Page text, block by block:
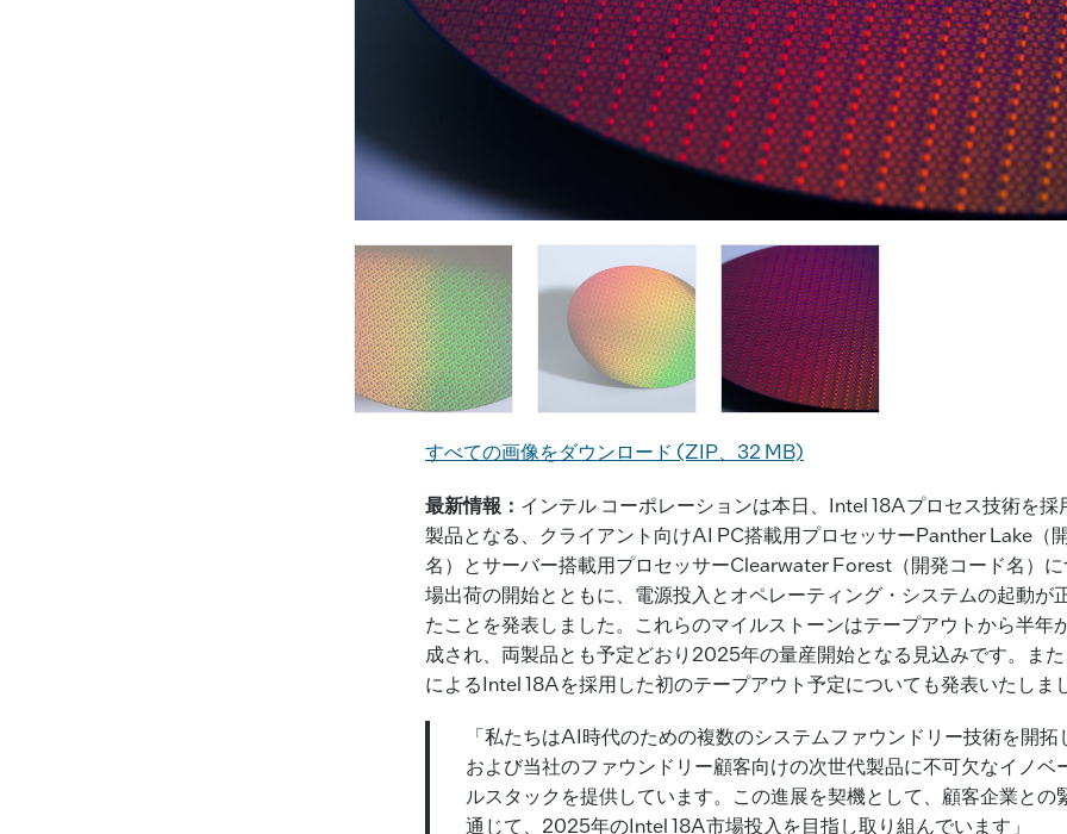
Intel 18A, Intel Foundry's Leading-Edge Process Node, Is On Track For
RibbonFET And PowerVia, Foundry Customers Will Unlock Greater Processor
To Drive The Future Of AI Computing Forward. (Credit: Intel
すべての画像をダウンロード (ZIP、32 MB)
最新情報： インテル コーポレーションは本日、Intel 18Aプロセス技術を採
製品となる、クライアント向けAI PC搭載用プロセッサーPanther Lake（
名）とサーバー搭載用プロセッサーClearwater Forest（開発コード名）に
場出荷の開始とともに、電源投入とオペレーティング・システムの起動が
たことを発表しました。これらのマイルストーンはテープアウトから半年
成され、両製品とも予定どおり2025年の量産開始となる見込みです。ま
によるIntel 18Aを採用した初のテープアウト予定についても発表いたしま
「私たちはAI時代のための複数のシステムファウンドリー技術を開拓
および当社のファウンドリー顧客向けの次世代製品に不可欠なイノベ
ルスタックを提供しています。この進展を契機として、顧客企業との
通じて、2025年のIntel 18A市場投入を目指し取り組んでいます」